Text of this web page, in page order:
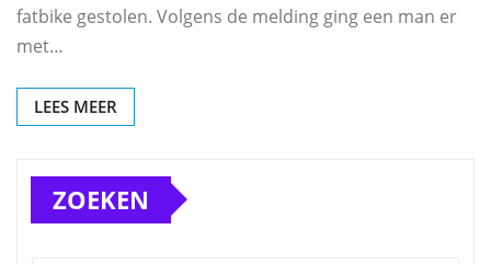
fatbike gestolen. Volgens de melding ging een man er
met…
LEES MEER
ZOEKEN